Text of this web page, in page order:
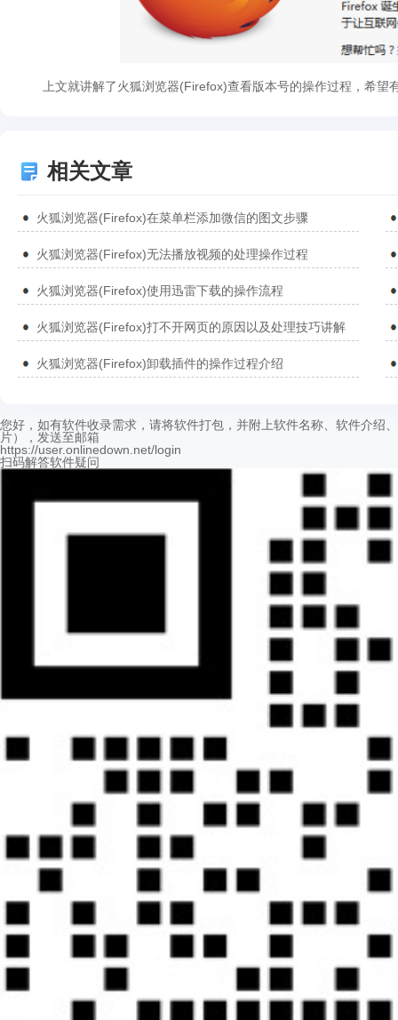
上文就讲解了火狐浏览器(Firefox)查看版本号的操作过程，希望
相关文章
火狐浏览器(Firefox)在菜单栏添加微信的图文步骤
火狐浏览器(Firefox)无法播放视频的处理操作过程
火狐浏览器(Firefox)使用迅雷下载的操作流程
火狐浏览器(Firefox)打不开网页的原因以及处理技巧讲解
火狐浏览器(Firefox)卸载插件的操作过程介绍
您好，如有软件收录需求，请将软件打包，并附上软件名称、软件介绍
片），发送至邮箱
https://user.onlinedown.net/login
扫码解答软件疑问